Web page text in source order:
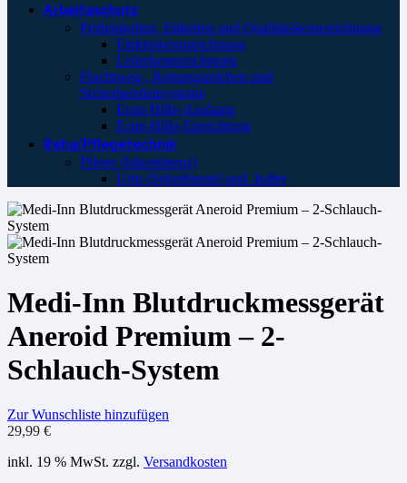
Arbeitsschutz
Prüfplaketten, Etiketten und Qualitätskennzeichnung
Elektrokennzeichnung
Leiterkennzeichnung
Fluchtweg-, Rettungszeichen und
Sicherheistleitsysteme
Erste-Hilfe-Aushang
Erste-Hilfe-Einrichtung
Reha/Pflegetechnik
Pflege (Inkontinenz)
Urin-/Sekretbeutel und -halter
Medi-Inn Blutdruckmessgerät
Aneroid Premium – 2-
Schlauch-System
Zur Wunschliste hinzufügen
29,99 €
inkl. 19 % MwSt. zzgl. Versandkosten